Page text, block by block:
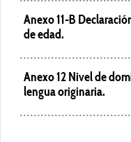
Anexo 11-B
de edad.
Anexo 12Nivel de
lengua originaria.